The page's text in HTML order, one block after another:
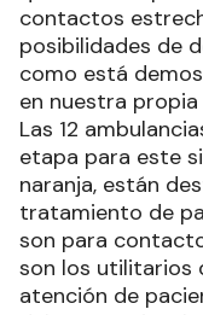
contactos
posibilidades de
como está
en nuestra propia
Las 12
etapa para este
naranja, están
tratamiento de
son para
son los utilitarios
atención de